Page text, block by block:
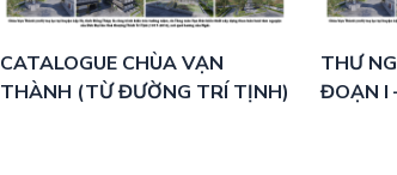
CATALOGUE CHÙA VẠN
THÀNH (TỪ ĐƯỜNG TRÍ TỊNH)
THƯ
ĐOẠN I